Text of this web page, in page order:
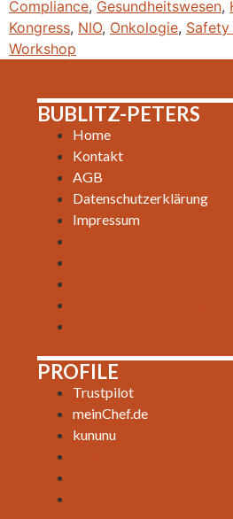
Compliance, Gesundheitswesen,
Kongress, NIO, Onkologie,
Workshop
BUBLITZ-PETERS
Home
Kontakt
AGB
Datenschutzerklärung
Impressum
PROFILE
Trustpilot
meinChef.de
kununu